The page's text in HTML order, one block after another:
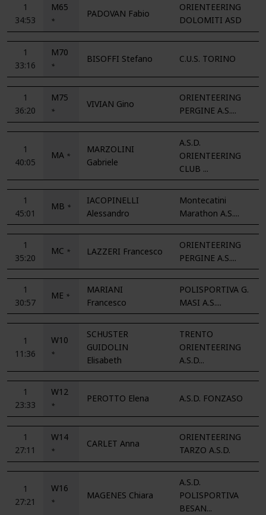
1
34:53
M65
*
PADOVAN Fabio
ORIENTEERING
DOLOMITI ASD
1
33:16
M70
*
BISOFFI Stefano C.U.S. TORINO
1
36:20
M75
*
VIVIAN Gino
ORIENTEERING
PERGINE A.S....
1
40:05
MA *
MARZOLINI
Gabriele
A.S.D.
ORIENTEERING
CLUB ...
1
45:01
MB *
IACOPINELLI
Alessandro
Montecatini
Marathon A.S....
1
35:20
MC * LAZZERI Francesco
ORIENTEERING
PERGINE A.S....
1
30:57
ME *
MARIANI
Francesco
POLISPORTIVA G.
MASI A.S....
1
11:36
W10
*
SCHUSTER
GUIDOLIN
Elisabeth
TRENTO
ORIENTEERING
A.S.D...
1
23:33
W12
*
PEROTTO Elena A.S.D. FONZASO
1
27:11
W14
*
CARLET Anna
ORIENTEERING
TARZO A.S.D.
1
27:21
W16
*
MAGENES Chiara
A.S.D.
POLISPORTIVA
BESAN...